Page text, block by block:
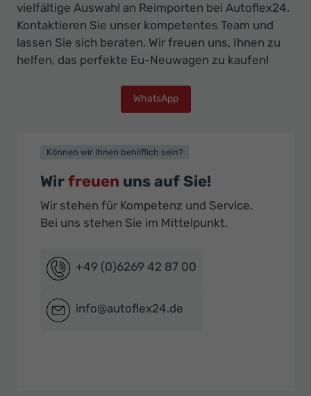
vielfältige Auswahl an Reimporten bei Autoflex24.
Kontaktieren Sie unser kompetentes Team und
lassen Sie sich beraten. Wir freuen uns, Ihnen zu
helfen, das perfekte Eu-Neuwagen zu kaufen!
WhatsApp
Können wir Ihnen behilflich sein?
Wirfreuen uns auf Sie!
Wir stehen für Kompetenz und Service.
Bei uns stehen Sie im Mittelpunkt.
+49 (0)6269 42 87 00
info@autoflex24.de